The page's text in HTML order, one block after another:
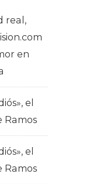
real,
en
el
Ramos
el
Ramos